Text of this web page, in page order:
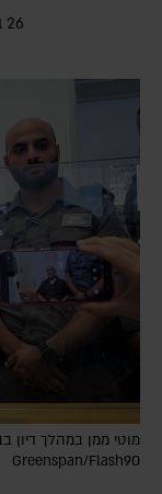
26 בדצמבר 2024
Greenspan/Flash90